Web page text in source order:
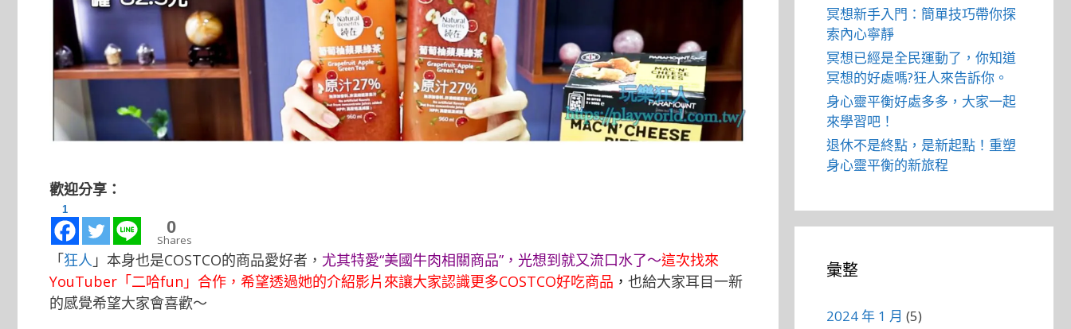
歡迎分享：
1
0
Shares
「狂人 」本身也是COSTCO的商品愛好者， 尤其特愛“美國牛肉相關商品”，光想到就又流口水了～這次找來
YouTuber「二哈fun 」合作，希望透過她的介紹影片來讓大家認識更多COSTCO好吃商品 ， 也給大家耳目一新
的感覺希望大家會喜歡～
冥想新手入門：簡單技巧帶你探
索內心寧靜
冥想已經是全民運動了，你知道
冥想的好處嗎?狂人來告訴你。
身心靈平衡好處多多，大家一起
來學習吧！
退休不是終點，是新起點！重塑
身心靈平衡的新旅程
彙整
2024 年 1 月 (5)